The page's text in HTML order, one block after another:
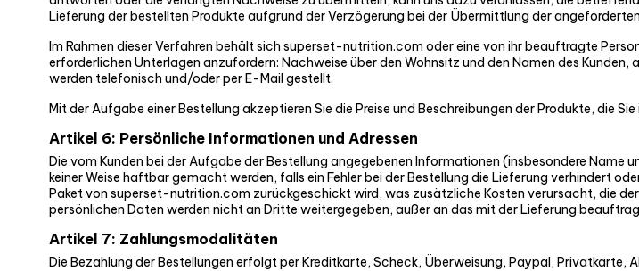
Lieferung der bestellten Produkte aufgrund der Verzögerung bei der Übermittlung der
Im Rahmen dieser Verfahren behält sich superset-nutrition.com oder eine von ihr beauftragte
erforderlichen Unterlagen anzufordern: Nachweise über den Wohnsitz und den Namen des
werden telefonisch und/oder per E-Mail gestellt.
Mit der Aufgabe einer Bestellung akzeptieren Sie die Preise und Beschreibungen der Produkte, die
Artikel 6: Persönliche Informationen und Adressen
Die vom Kunden bei der Aufgabe der Bestellung angegebenen Informationen (insbesondere
keiner Weise haftbar gemacht werden, falls ein Fehler bei der Bestellung die Lieferung verhindert
Paket von superset-nutrition.com zurückgeschickt wird, was zusätzliche Kosten verursacht, die
persönlichen Daten werden nicht an Dritte weitergegeben, außer an das mit der Lieferung
Artikel 7: Zahlungsmodalitäten
Die Bezahlung der Bestellungen erfolgt per Kreditkarte, Scheck, Überweisung, Paypal, Privatkarte,